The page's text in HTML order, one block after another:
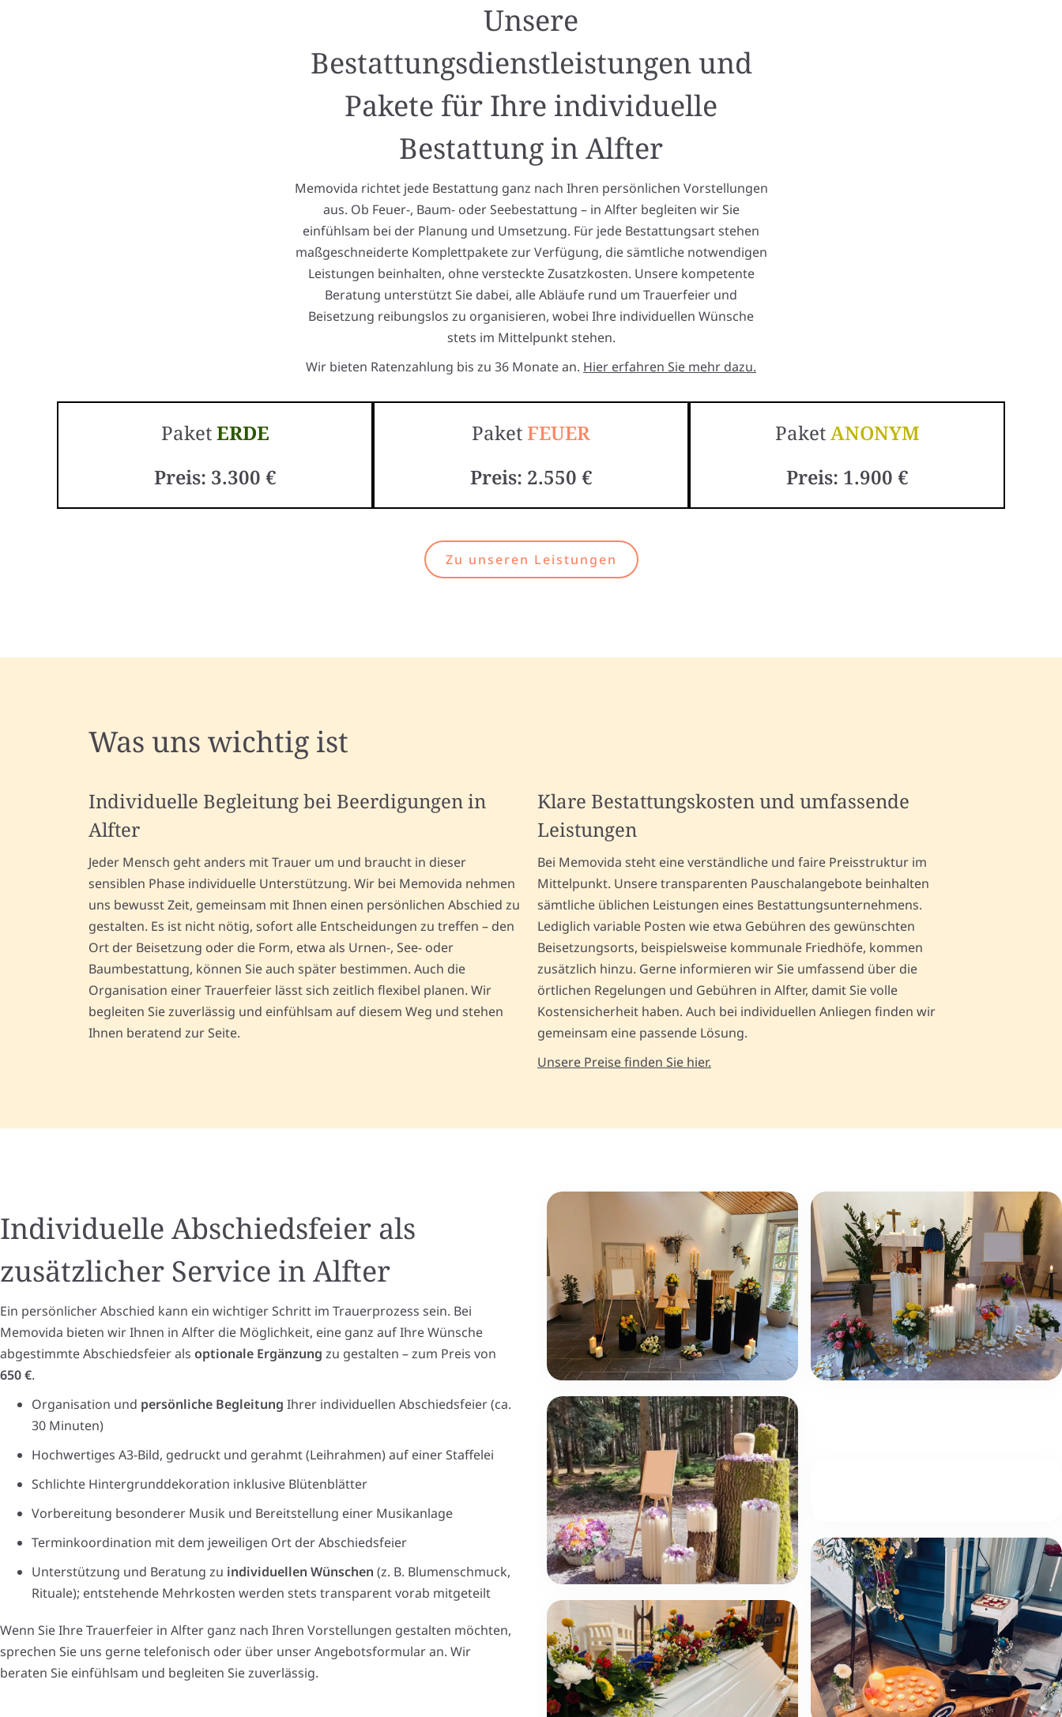
Unsere
Bestattungsdienstleistungen und
Pakete für Ihre individuelle
Bestattung in Alfter
Memovida richtet jede Bestattung ganz nach Ihren persönlichen Vorstellungen
aus. Ob Feuer-, Baum- oder Seebestattung – in Alfter begleiten wir Sie
einfühlsam bei der Planung und Umsetzung. Für jede Bestattungsart stehen
maßgeschneiderte Komplettpakete zur Verfügung, die sämtliche notwendigen
Leistungen beinhalten, ohne versteckte Zusatzkosten. Unsere kompetente
Beratung unterstützt Sie dabei, alle Abläufe rund um Trauerfeier und
Beisetzung reibungslos zu organisieren, wobei Ihre individuellen Wünsche
stets im Mittelpunkt stehen.
Wir bieten Ratenzahlung bis zu 36 Monate an. Hier erfahren Sie mehr dazu.
PaketERDE
Preis: 3.300 €
PaketFEUER
Preis: 2.550 €
PaketANONYM
Preis: 1.900 €
Zu unseren Leistungen
Was uns wichtig ist
Individuelle Begleitung bei Beerdigungen in
Alfter
Jeder Mensch geht anders mit Trauer um und braucht in dieser
sensiblen Phase individuelle Unterstützung. Wir bei Memovida nehmen
uns bewusst Zeit, gemeinsam mit Ihnen einen persönlichen Abschied zu
gestalten. Es ist nicht nötig, sofort alle Entscheidungen zu treffen – den
Ort der Beisetzung oder die Form, etwa als Urnen-, See- oder
Baumbestattung, können Sie auch später bestimmen. Auch die
Organisation einer Trauerfeier lässt sich zeitlich flexibel planen. Wir
begleiten Sie zuverlässig und einfühlsam auf diesem Weg und stehen
Ihnen beratend zur Seite.
Klare Bestattungskosten und umfassende
Leistungen
Bei Memovida steht eine verständliche und faire Preisstruktur im
Mittelpunkt. Unsere transparenten Pauschalangebote beinhalten
sämtliche üblichen Leistungen eines Bestattungsunternehmens.
Lediglich variable Posten wie etwa Gebühren des gewünschten
Beisetzungsorts, beispielsweise kommunale Friedhöfe, kommen
zusätzlich hinzu. Gerne informieren wir Sie umfassend über die
örtlichen Regelungen und Gebühren in Alfter, damit Sie volle
Kostensicherheit haben. Auch bei individuellen Anliegen finden wir
gemeinsam eine passende Lösung.
Unsere Preise finden Sie hier.
Individuelle Abschiedsfeier als
zusätzlicher Service in Alfter
Ein persönlicher Abschied kann ein wichtiger Schritt im Trauerprozess sein. Bei
Memovida bieten wir Ihnen in Alfter die Möglichkeit, eine ganz auf Ihre Wünsche
abgestimmte Abschiedsfeier als optionale Ergänzung zu gestalten – zum Preis von
650 €.
Organisation und persönliche Begleitung Ihrer individuellen Abschiedsfeier (ca.
30 Minuten)
Hochwertiges A3-Bild, gedruckt und gerahmt (Leihrahmen) auf einer Staffelei
Schlichte Hintergrunddekoration inklusive Blütenblätter
Vorbereitung besonderer Musik und Bereitstellung einer Musikanlage
Terminkoordination mit dem jeweiligen Ort der Abschiedsfeier
Unterstützung und Beratung zu individuellen Wünschen (z. B. Blumenschmuck,
Rituale); entstehende Mehrkosten werden stets transparent vorab mitgeteilt
Wenn Sie Ihre Trauerfeier in Alfter ganz nach Ihren Vorstellungen gestalten möchten,
sprechen Sie uns gerne telefonisch oder über unser Angebotsformular an. Wir
beraten Sie einfühlsam und begleiten Sie zuverlässig.